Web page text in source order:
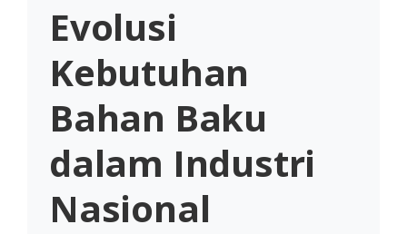
Evolusi
Kebutuhan
Bahan Baku
dalam Industri
Nasional